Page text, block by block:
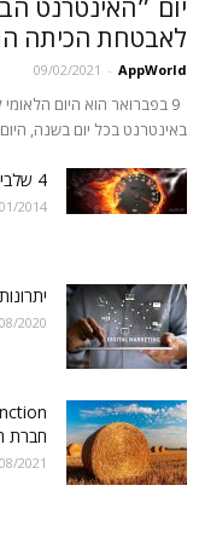
לאבטחת הכיתה
AppWorld
-
09/02/2021
9 בפברואר הוא היום
באינטרנט בכל יום בשנה,
4 שלבים להפוך את אתר הוורדפרס שלכם למהיר יותר
2014
2020
חברת
2021